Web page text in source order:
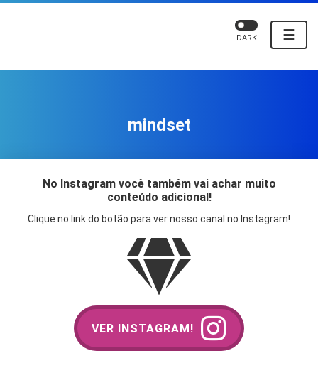
☰
DARK
mindset
No Instagram você também vai achar muito
conteúdo adicional!
Clique no link do botão para ver nosso canal no Instagram!
VER INSTAGRAM!